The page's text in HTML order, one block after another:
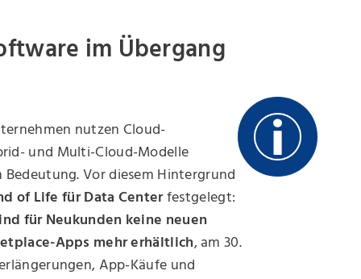
im Übergang
nutzen Cloud-
und Multi-Cloud-Modelle
Vor diesem Hintergrund
of Life für Data Centerfestgelegt:
für Neukunden keine neuen
Apps mehr erhältlich, am 30.
App-Käufe und